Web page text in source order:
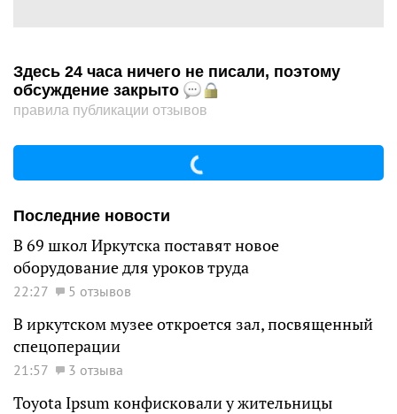
Здесь 24 часа ничего не писали, поэтому
обсуждение закрыто
правила публикации отзывов
Последние новости
В 69 школ Иркутска поставят новое
оборудование для уроков труда
22:27 5 отзывов
В иркутском музее откроется зал, посвященный
спецоперации
21:57 3 отзыва
Toyota Ipsum конфисковали у жительницы